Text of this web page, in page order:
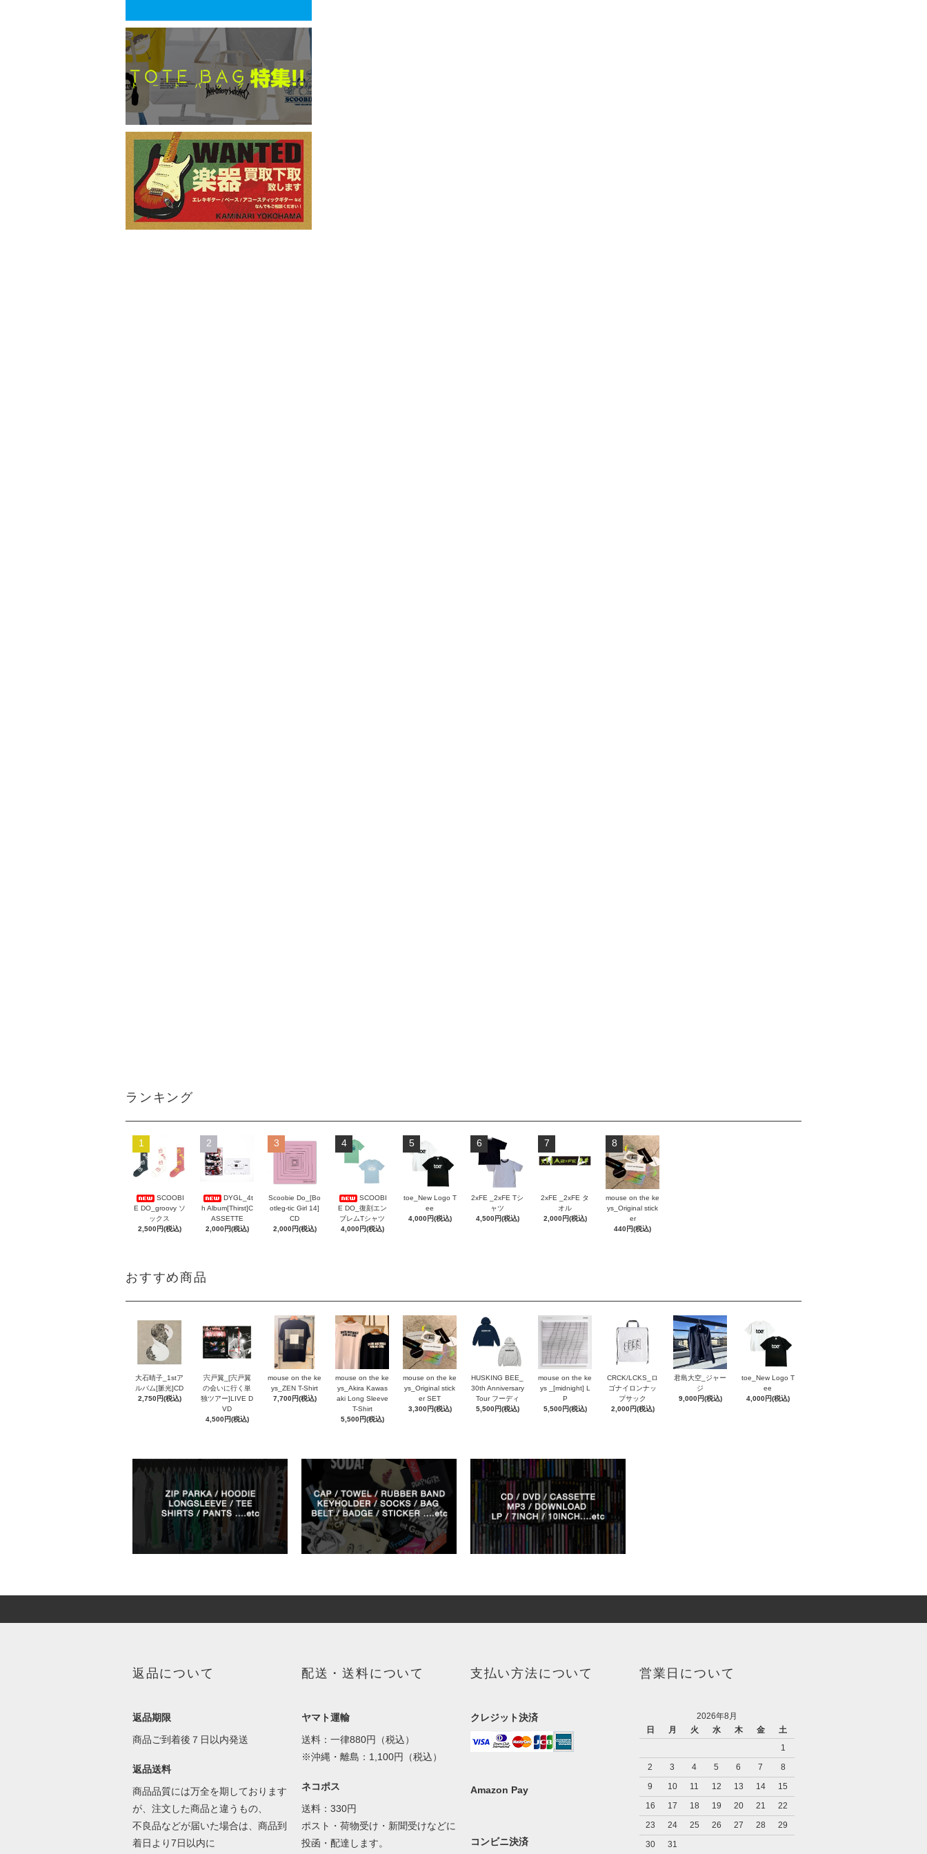
ランキング
1
SCOOBI
E DO_groovy ソ
ックス
2,500円(税込)
2
DYGL_4t
h Album[Thirst]C
ASSETTE
2,000円(税込)
3
Scoobie Do_[Bo
otleg-tic Girl 14]
CD
2,000円(税込)
4
SCOOBI
E DO_復刻エン
ブレムTシャツ
4,000円(税込)
5
toe_New Logo T
ee
4,000円(税込)
6
2xFE _2xFE Tシ
ャツ
4,500円(税込)
7
2xFE _2xFE タ
オル
2,000円(税込)
8
mouse on the ke
ys_Original stick
er
440円(税込)
おすすめ商品
大石晴子_1stア
ルバム[脈光]CD
2,750円(税込)
宍戸翼_[宍戸翼
の会いに行く単
独ツアー]LIVE D
VD
4,500円(税込)
mouse on the ke
ys_ZEN T-Shirt
7,700円(税込)
mouse on the ke
ys_Akira Kawas
aki Long Sleeve
T-Shirt
5,500円(税込)
mouse on the ke
ys_Original stick
er SET
3,300円(税込)
HUSKING BEE_
30th Anniversary
Tour フーディ
5,500円(税込)
mouse on the ke
ys _[midnight] L
P
5,500円(税込)
CRCK/LCKS_ロ
ゴナイロンナッ
プサック
2,000円(税込)
君島大空_ジャー
ジ
9,000円(税込)
toe_New Logo T
ee
4,000円(税込)
返品について
返品期限
商品ご到着後７日以内発送
返品送料
商品品質には万全を期しております
が、注文した商品と違うもの、
不良品などが届いた場合は、商品到
着日より7日以内に
配送・送料について
ヤマト運輸
送料：一律880円（税込）
※沖縄・離島：1,100円（税込）
ネコポス
送料：330円
ポスト・荷物受け・新聞受けなどに
投函・配達します。
支払い方法について
クレジット決済
Amazon Pay
コンビニ決済
営業日について
2026年8月
日
月 火 水 木 金
土
1
2
3 4 5 6 7
8
9
10 11 12 13 14
15
16
17 18 19 20 21
22
23
24 25 26 27 28
29
30
31